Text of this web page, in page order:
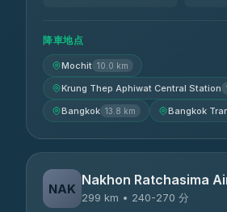
降車地点
Mochit 10.0 km
Krung Thep Aphiwat Central Station
Bangkok 13.8 km Bangkok
NAK
Nakhon Ratchasima
299 km • 240-270 分